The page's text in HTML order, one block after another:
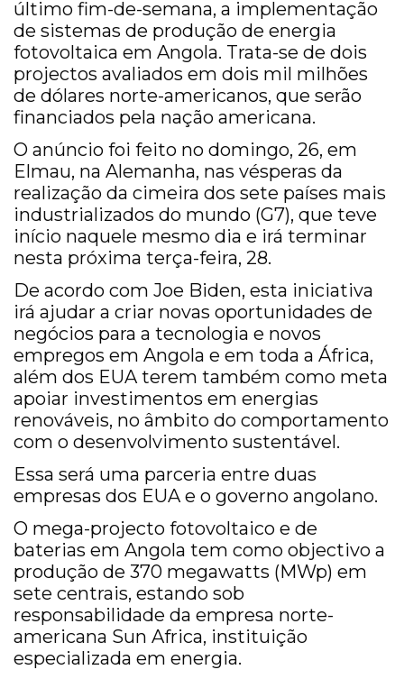
último fim-de-semana, a implementação
de sistemas de produção de energia
fotovoltaica em Angola. Trata-se de dois
projectos avaliados em dois mil milhões
de dólares norte-americanos, que serão
financiados pela nação americana.
O anúncio foi feito no domingo, 26, em
Elmau, na Alemanha, nas vésperas da
realização da cimeira dos sete países mais
industrializados do mundo (G7), que teve
início naquele mesmo dia e irá terminar
nesta próxima terça-feira, 28.
De acordo com Joe Biden, esta iniciativa
irá ajudar a criar novas oportunidades de
negócios para a tecnologia e novos
empregos em Angola e em toda a África,
além dos EUA terem também como meta
apoiar investimentos em energias
renováveis, no âmbito do comportamento
com o desenvolvimento sustentável.
Essa será uma parceria entre duas
empresas dos EUA e o governo angolano.
O mega-projecto fotovoltaico e de
baterias em Angola tem como objectivo a
produção de 370 megawatts (MWp) em
sete centrais, estando sob
responsabilidade da empresa norte-
americana Sun Africa, instituição
especializada em energia.